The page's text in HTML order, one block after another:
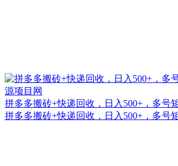
拼多多搬砖+快递回收，日入500+，多号
拼多多搬砖+快递回收，日入500+，多号